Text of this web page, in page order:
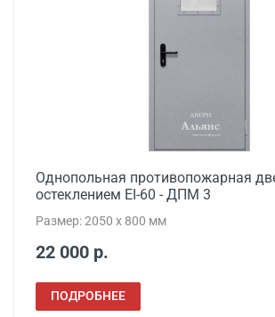
Однопольная противопожарная
остеклением EI-60 - ДПМ 3
Размер: 2050 x 800 мм
22 000 р.
ПОДРОБНЕЕ